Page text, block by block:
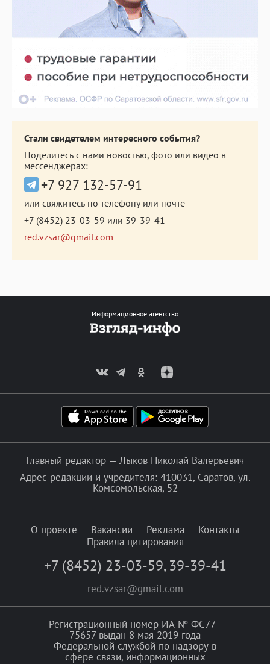
Стали свидетелем интересного события?
Поделитесь с нами новостью, фото или видео в
мессенджерах:
+7 927 132-57-91
или свяжитесь по телефону или почте
+7 (8452) 23-03-59 или 39-39-41
red.vzsar@gmail.com
Информационное агентство
Главный редактор — Лыков Николай Валерьевич
Адрес редакции и учредителя: 410031, Саратов, ул.
Комсомольская, 52
О проекте Вакансии Реклама
Контакты
Правила цитирования
+7 (8452) 23-03-59, 39-39-41
red.vzsar@gmail.com
Регистрационный номер ИА № ФС77–
75657 выдан 8 мая 2019 года
Федеральной службой по надзору в
сфере связи, информационных